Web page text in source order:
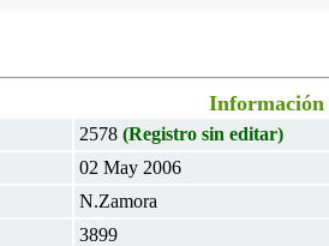
Información
2578 (Registro sin editar)
02 May 2006
N.Zamora
3899